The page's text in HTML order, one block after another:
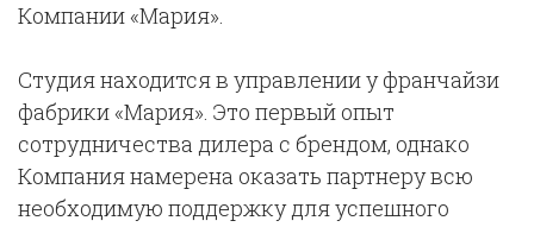
Компании «Мария».
Студия находится в управлении у франчайзи
фабрики «Мария». Это первый опыт
сотрудничества дилера с брендом, однако
Компания намерена оказать партнеру всю
необходимую поддержку для успешного